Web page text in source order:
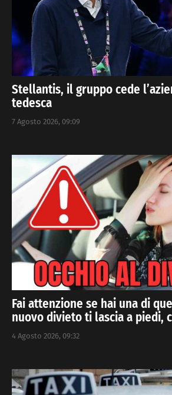
Stellantis, il gruppo cede
tedesca
7 Agosto 2026, 09:09
Fai attenzione se hai una di
nuovo divieto ti lascia a piedi,
4 Agosto 2026, 09:32